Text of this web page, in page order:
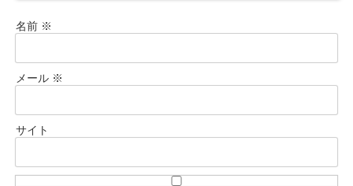
名前 ※
メール ※
サイト